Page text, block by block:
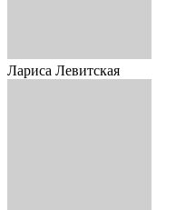
Лариса Левитская